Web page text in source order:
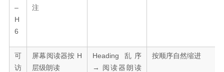
–
H
6
注
可
访
屏幕阅读器按 H
层级朗读
Heading 乱序
→ 阅读器朗读
按顺序自然缩进